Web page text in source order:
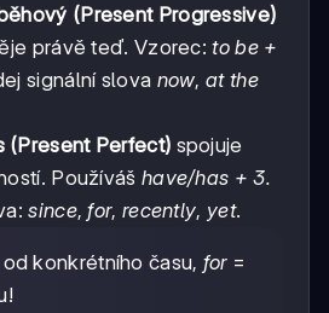
(Present Progressive)
právě teď. Vzorec:to be +
signální slova now,at the
(Present Perfect) spojuje
Používáš have/has + 3.
since,for, recently, yet.
od konkrétního času, for=